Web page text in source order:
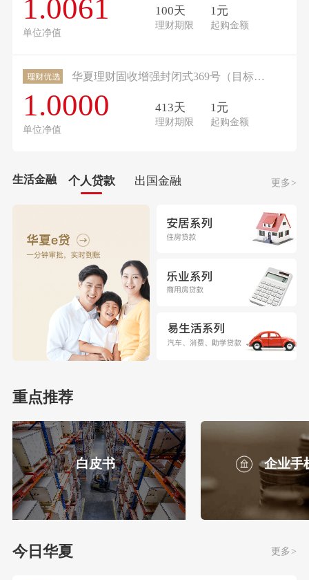
1.0061
单位净值
100天
理财期限
1元
起购金额
华夏理财固收增强封闭式369号（目标盈）
1.0000
单位净值
413天
理财期限
1元
起购金额
生活金融 个人贷款 出国金融 更多>
重点推荐
白皮书 企业手
今日华夏 更多>